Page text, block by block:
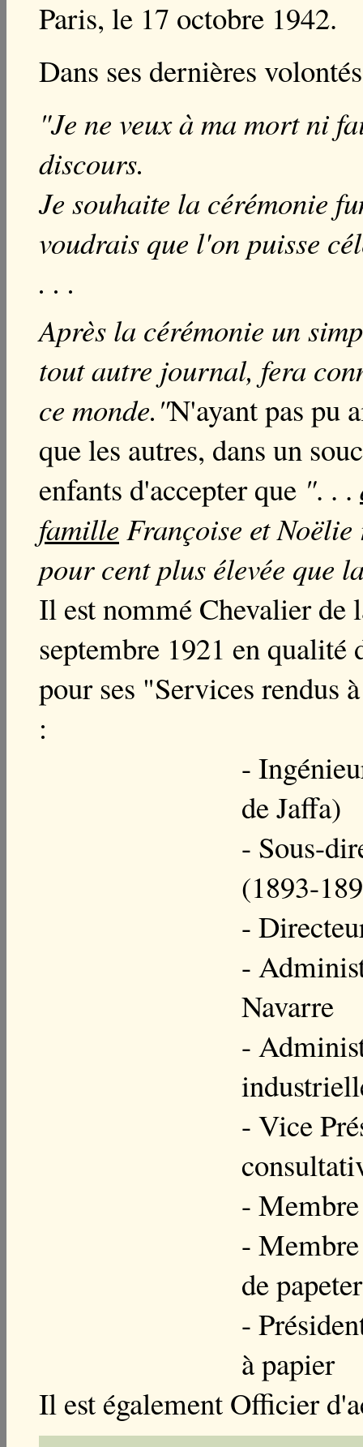
Paris, le 17 octobre 1942.
Dans ses dernières
"Je ne veux à ma mort ni
discours.
Je souhaite la cérémonie
voudrais que l'on puisse
. . .
Après la cérémonie un
tout autre journal, fera
ce monde."N'ayant pas pu
que les autres, dans un
enfants d'accepter que ". . .
famille Françoise et
pour cent plus élevée que
Il est nommé Chevalier
septembre 1921 en
pour ses "Services rendus
:
-
de Jaffa)
- Sous-
(1893-
-
-
Navarre
-
- Vice
-
-
de
-
à papier
Il est également Officier